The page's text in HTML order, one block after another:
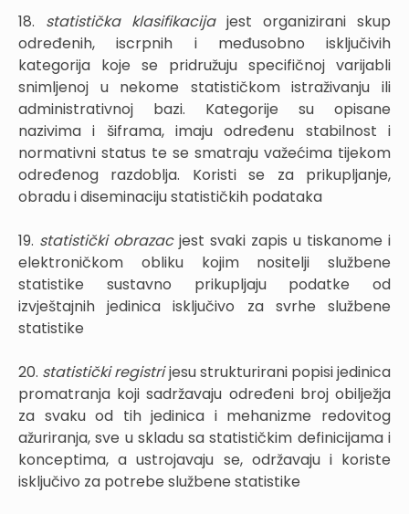
18. statistička klasifikacija jest organizirani skup
određenih, iscrpnih i međusobno isključivih
kategorija koje se pridružuju specifičnoj varijabli
snimljenoj u nekome statističkom istraživanju ili
administrativnoj bazi. Kategorije su opisane
nazivima i šiframa, imaju određenu stabilnost i
normativni status te se smatraju važećima tijekom
određenog razdoblja. Koristi se za prikupljanje,
obradu i diseminaciju statističkih podataka
19. statistički obrazac jest svaki zapis u tiskanome i
elektroničkom obliku kojim nositelji službene
statistike sustavno prikupljaju podatke od
izvještajnih jedinica isključivo za svrhe službene
statistike
20. statistički registrijesu strukturirani popisi jedinica
promatranja koji sadržavaju određeni broj obilježja
za svaku od tih jedinica i mehanizme redovitog
ažuriranja, sve u skladu sa statističkim definicijama i
konceptima, a ustrojavaju se, održavaju i koriste
isključivo za potrebe službene statistike